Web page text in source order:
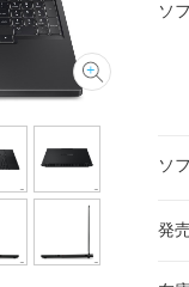
ソ
ソ
発